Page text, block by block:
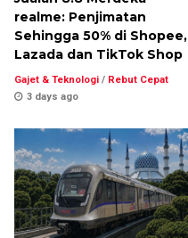
realme: Penjimatan
Sehingga 50% di Shopee,
Lazada dan TikTok Shop
Gajet & Teknologi / Rebut Cepat
3 days ago